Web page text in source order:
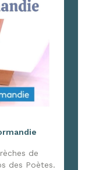
de
des Poètes.